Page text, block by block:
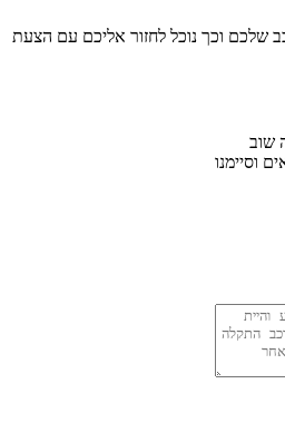
שלכם וכך נוכל לחזור אליכם עם הצעת
שוב
וסיימנו